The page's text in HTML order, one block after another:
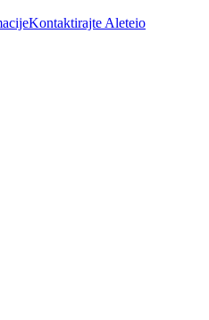
Kontaktirajte Aleteio